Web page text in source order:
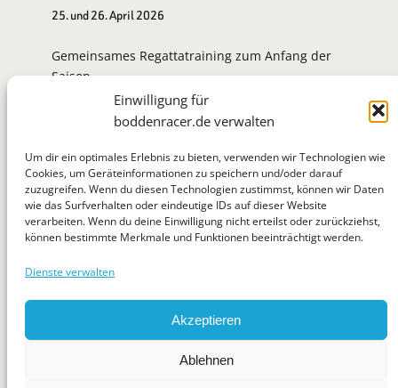
Einwilligung für
boddenracer.de verwalten
Um dir ein optimales Erlebnis zu bieten, verwenden wir Technologien wie
Cookies, um Geräteinformationen zu speichern und/oder darauf
zuzugreifen. Wenn du diesen Technologien zustimmst, können wir Daten
wie das Surfverhalten oder eindeutige IDs auf dieser Website
verarbeiten. Wenn du deine Einwilligung nicht erteilst oder zurückziehst,
können bestimmte Merkmale und Funktionen beeinträchtigt werden.
Dienste verwalten
Akzeptieren
Ablehnen
25. und 26. April 2026
Gemeinsames Regattatraining zum Anfang der
Saison.
Zur Eventseite
BoddenRacer
WhatsApp
Suchen